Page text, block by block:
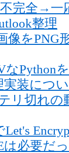
完全→一
整理
像をPNG
なPython
実装につ
リ切れ
Let's
は必要だ